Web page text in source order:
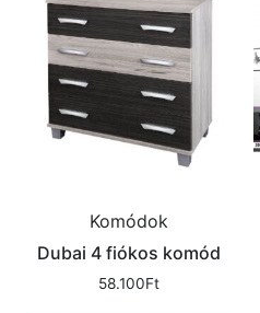
Komódok
Dubai 4 fiókos komód
58.100Ft